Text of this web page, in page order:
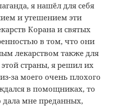
я нашёл для себя
и утешением эти
Корана и святых
в том, что они
лекарством также для
этой страны, я решил их
за моего очень плохого
в помощниках, то
мне преданных,